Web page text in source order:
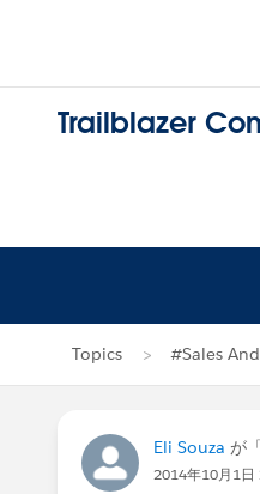
Trailblazer
Topics #Sales
Eli Souza が
2014年10月1日